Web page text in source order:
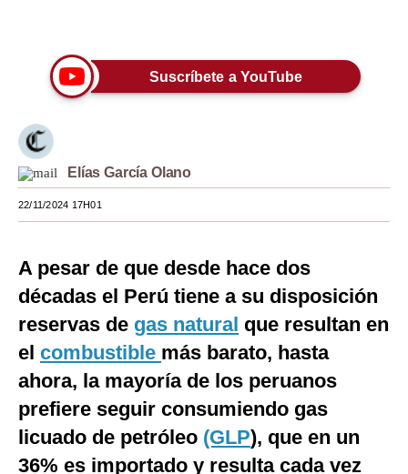
Viajes
Moda
Estilos
Mundo
EEUU
España
Tecnología
Club del Suscriptor
Mix
G de Gestión
Suscríbete a YouTube
Elías García Olano
22/11/2024 17H01
A pesar de que desde hace dos
décadas el Perú tiene a su disposición
reservas de gas natural que resultan en
el combustible más barato, hasta
ahora, la mayoría de los peruanos
prefiere seguir consumiendo gas
licuado de petróleo (GLP), que en un
36% es importado y resulta cada vez